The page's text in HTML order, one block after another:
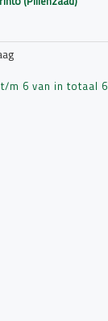
m 6 van in totaal 6